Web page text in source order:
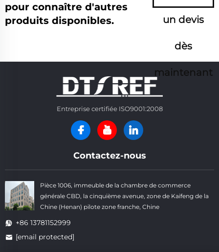
pour connaître d'autres
produits disponibles.
un devis
dès
maintenant
Entreprise certifiée ISO9001:2008
Contactez-nous
Pièce 1006, immeuble de la chambre de commerce
générale CBD, la cinquième avenue, zone de Kaifeng de la
Chine (Henan) pilote zone franche, Chine
+86 13781152999
[email protected]